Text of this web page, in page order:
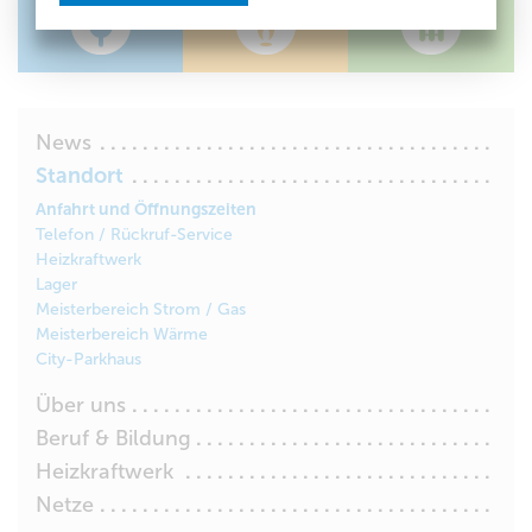
News
Standort
Anfahrt und Öffnungszeiten
Telefon / Rückruf-Service
Heizkraftwerk
Lager
Meisterbereich Strom / Gas
Meisterbereich Wärme
City-Parkhaus
Über uns
Beruf & Bildung
Heizkraftwerk
Netze